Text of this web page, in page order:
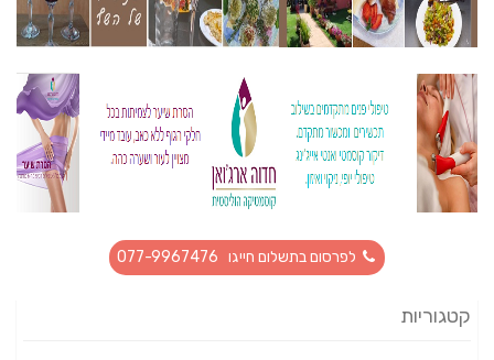
לפרסום בתשלום חייגו 077-9967476
קטגוריות